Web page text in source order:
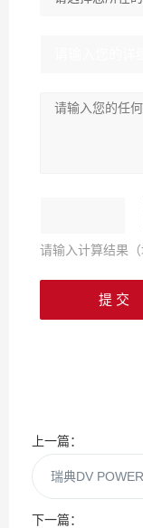
请输入计算结果
上一篇：
瑞典DV
下一篇：